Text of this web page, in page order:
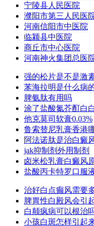
宁陵县人民医院
濮阳市第三人民医
河南信阳市中医院
临颍县中医院
商丘市中心医院
河南神火集团总医
强的松片是不是激
苯海拉明是什么病
脾氨肽有用吗
涂了盐酸氮芥酊白
他克莫司软膏0.03%
鲁索替尼乳膏香港
阿法诺肽是治白癜
jak抑制剂外用制剂
卤米松乳膏白癜风
盐酸丙卡特罗口服
治好白点癫风需要
脾胃性白殿风会引
白颠疯病可以根治
小孩白斑怎样引起